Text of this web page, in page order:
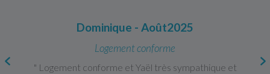
Dominique - Août2025
Logement conforme
" Logement conforme et Yaël très sympathique et